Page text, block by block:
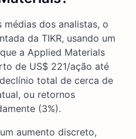
médias dos analistas, o
da TIKR, usando um
a Applied Materials
de US$ 221/ação até
total de cerca de
ou retornos
(3%).
aumento discreto,